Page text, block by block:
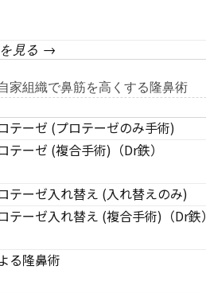
見る →
家組織で鼻筋を高くする隆鼻術
テーゼ (プロテーゼのみ手術)
テーゼ (複合手術)（Dr鉄）
テーゼ入れ替え (入れ替えのみ)
テーゼ入れ替え (複合手術)（Dr鉄）
る隆鼻術